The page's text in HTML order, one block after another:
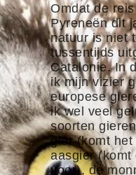
Omdat de
Pyreneën dit
natuur is niet
tussentijds
Catalonie. In
ik mijn vizier
europese
ik wel veel
soorten
gier (komt
aasgier
voor), de